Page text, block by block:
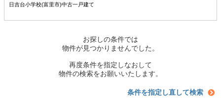
日吉台小学校(富里市)中古一戸建て
お探しの条件では
物件が見つかりませんでした。
再度条件を指定しなおして
物件の検索をお願いいたします。
条件を指定し直して検索